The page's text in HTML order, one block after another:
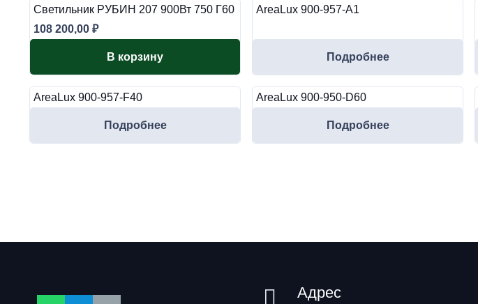
Светильник РУБИН 207 900Вт 750 Г60
108 200,00 ₽
В корзину
AreaLux 900-957-A1
Подробнее
AreaLux 900-957-F40
Подробнее
AreaLux 900-950-D60
Подробнее
Адрес